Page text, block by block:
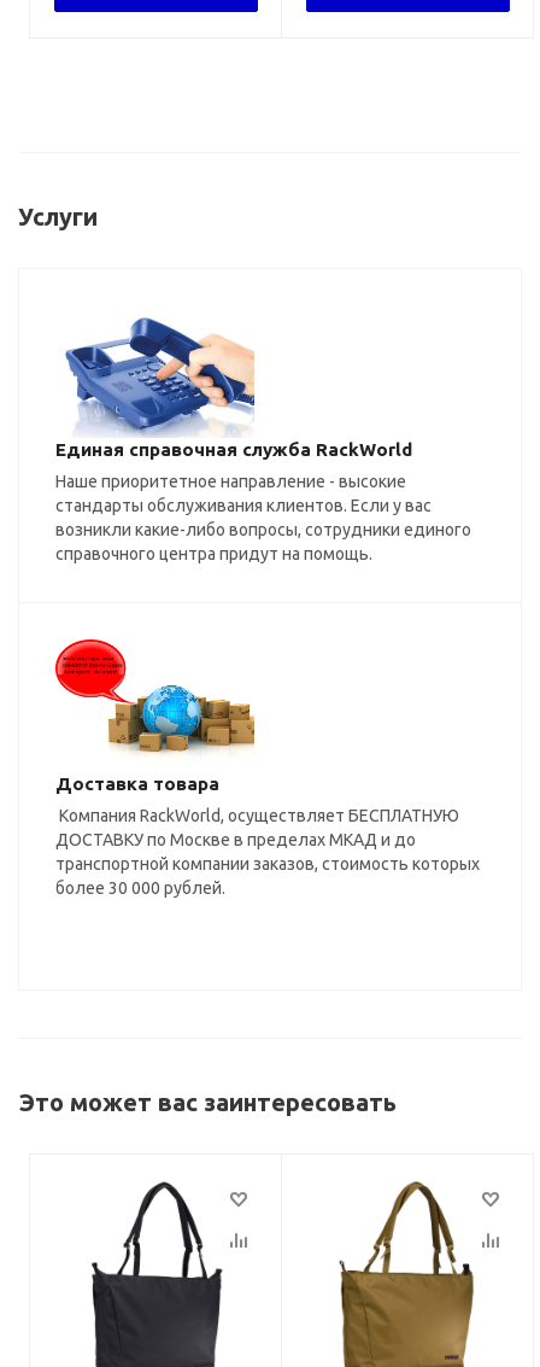
Услуги
Единая справочная служба RackWorld
Наше приоритетное направление - высокие
стандарты обслуживания клиентов. Если у вас
возникли какие-либо вопросы, сотрудники единого
справочного центра придут на помощь.
Доставка товара
Компания RackWorld, осуществляет БЕСПЛАТНУЮ
ДОСТАВКУ по Москве в пределах МКАД и до
транспортной компании заказов, стоимость которых
более 30 000 рублей.
Это может вас заинтересовать